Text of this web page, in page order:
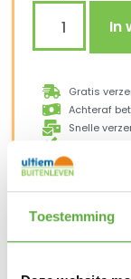
Toestemming
In
Gratis
Achteraf
Snelle
SKU4114380
Categorieën
Merk:Bo-Camp